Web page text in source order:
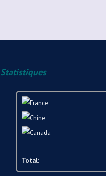
Statistiques
Total: